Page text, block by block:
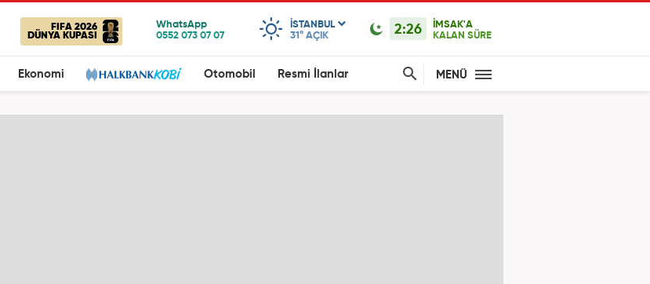
FIFA 2026
DÜNYA KUPASI
ISTANBUL
31° AÇIK 2:26
İMSAK'A
KALAN SÜRE
Ekonomi Otomobil Resmi İlanlar MENÜ